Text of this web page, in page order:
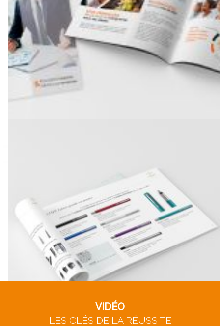
VIDÉO
LES CLÉS DE LA RÉUSSITE